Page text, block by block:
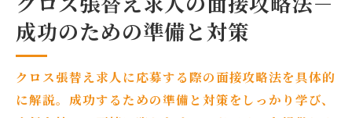
成功のための準備と対策
クロス張替え求人に応募する際の面接攻略法を具体的
に解説。成功するための準備と対策をしっかり学び、